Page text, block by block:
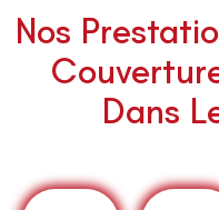
Nos
Dans